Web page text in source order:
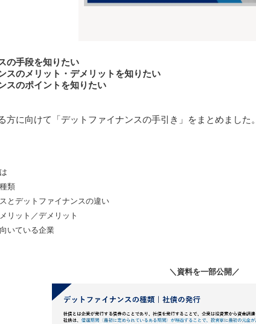
の手段を知りたい
スのメリット・デメリットを知りたい
スのポイントを知りたい
方に向けて「デットファイナンスの手引き」をまとめました。
類
とデットファイナンスの違い
リット／デメリット
いている企業
＼資料を一部公開／